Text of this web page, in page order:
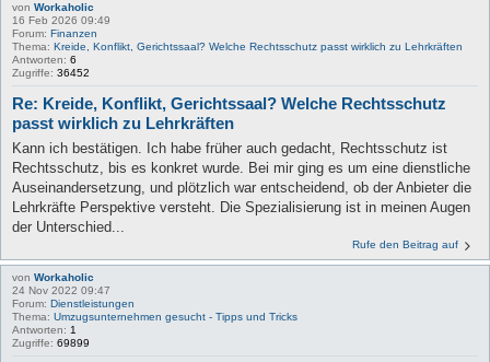
von Workaholic
16 Feb 2026 09:49
Forum: Finanzen
Thema: Kreide, Konflikt, Gerichtssaal? Welche Rechtsschutz passt wirklich zu Lehrkräften
Antworten: 6
Zugriffe: 36452
Re: Kreide, Konflikt, Gerichtssaal? Welche Rechtsschutz
passt wirklich zu Lehrkräften
Kann ich bestätigen. Ich habe früher auch gedacht, Rechtsschutz ist
Rechtsschutz, bis es konkret wurde. Bei mir ging es um eine dienstliche
Auseinandersetzung, und plötzlich war entscheidend, ob der Anbieter die
Lehrkräfte Perspektive versteht. Die Spezialisierung ist in meinen Augen
der Unterschied...
Rufe den Beitrag auf
von Workaholic
24 Nov 2022 09:47
Forum: Dienstleistungen
Thema: Umzugsunternehmen gesucht - Tipps und Tricks
Antworten: 1
Zugriffe: 69899